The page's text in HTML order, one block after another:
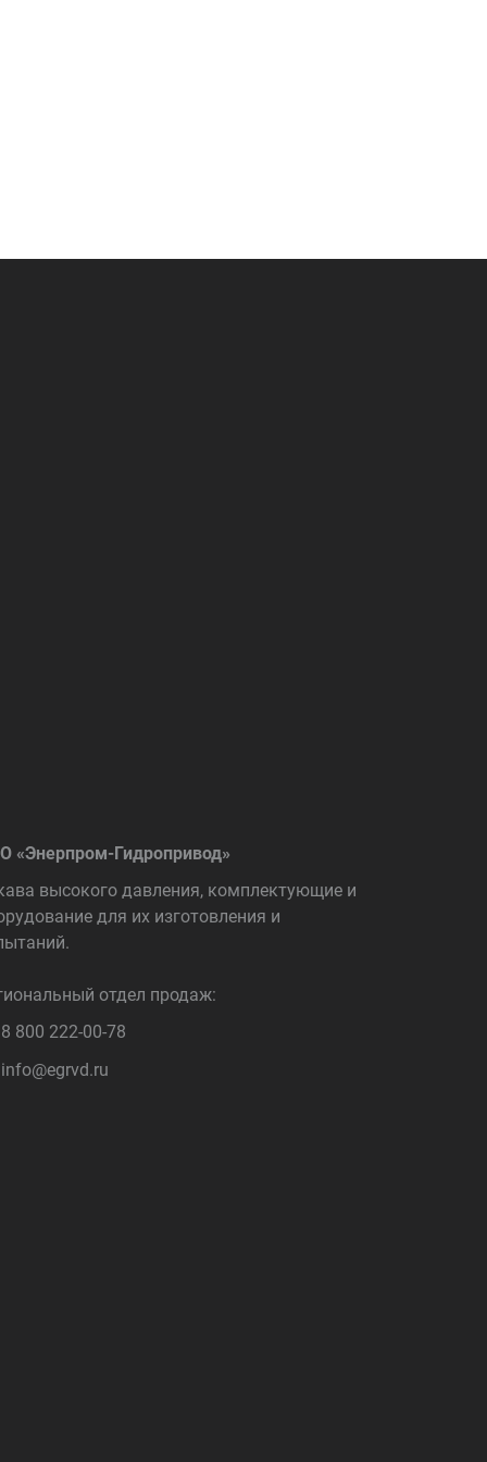
«Энерпром-Гидропривод»
высокого давления, комплектующие и
для их изготовления и
отдел продаж:
8 800 222-00-78
info@egrvd.ru